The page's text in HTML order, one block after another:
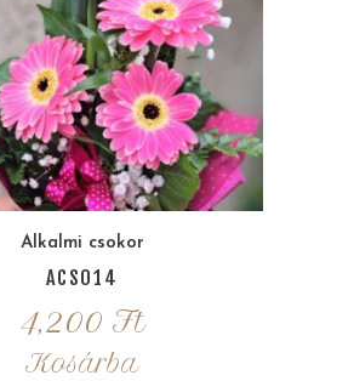
Alkalmi csokor
ACS014
4,200 Ft
Kosárba